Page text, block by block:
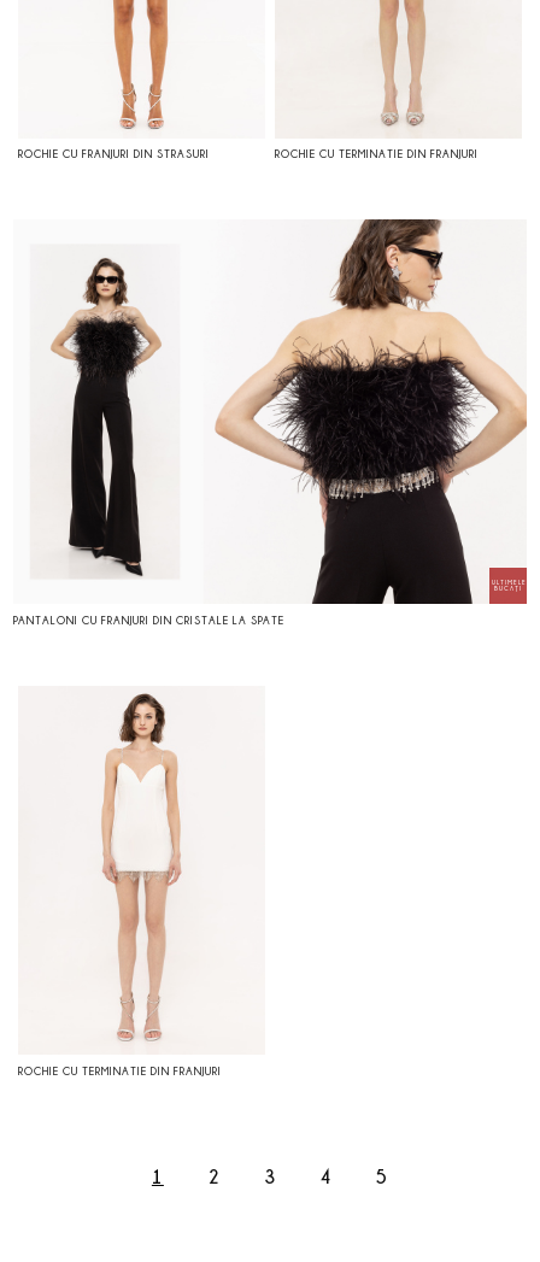
ROCHIE CU FRANJURI DIN STRASURI ROCHIE CU TERMINATIE DIN FRANJURI
PANTALONI CU FRANJURI DIN CRISTALE LA SPATE
ROCHIE CU TERMINATIE DIN FRANJURI
1 2 3 4 5